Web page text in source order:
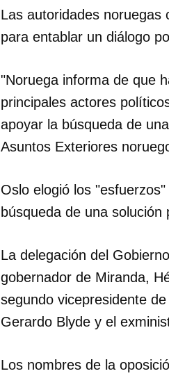
Guardar
Las autoridades noruegas
para entablar un diálogo
"Noruega informa de que
principales actores
apoyar la búsqueda de
Asuntos Exteriores
Oslo elogió los
búsqueda de una solución
La delegación del
gobernador de Miranda,
segundo vicepresidente
Gerardo Blyde y el
Los nombres de la